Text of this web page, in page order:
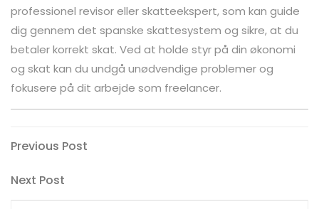
professionel revisor eller skatteekspert, som kan guide
dig gennem det spanske skattesystem og sikre, at du
betaler korrekt skat. Ved at holde styr på din økonomi
og skat kan du undgå unødvendige problemer og
fokusere på dit arbejde som freelancer.
Indlægsnavigation
Previous
Previous Post
Next
Next Post